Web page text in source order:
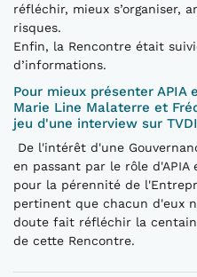
réfléchir, mieux s’organiser,
risques.
Enfin, la Rencontre était
d’informations.
Pour mieux présenter
Marie Line Malaterre et
jeu d'une interview sur
De l'intérêt d'une
en passant par le rôle
pour la pérennité de
pertinent que chacun d'eux
doute fait réfléchir la
de cette Rencontre.